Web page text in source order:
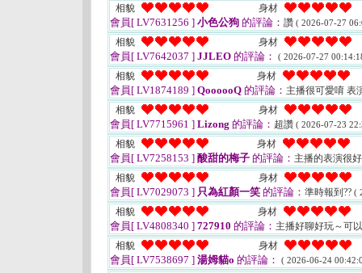
相貌
身材
會員[ LV7631256 ] 小色公狗 的評論： 讚 ( 2026-07-27
相貌 身材
會員[ LV7642037 ] JJLEO 的評論： ( 2026-07-27
相貌 身材
會員[ LV1874189 ] QoooooQ 的評論： 主播很可愛唷 表
相貌
身材
會員[ LV7715961 ] Lizong 的評論： 超讚 ( 2026-07-23
相貌 身材
會員[ LV7258153 ] 酸甜的梅子 的評論： 主播的表演很
相貌
身材
會員[ LV7029073 ] 只為紅顏一笑 的評論： 準時報到?? (
相貌 身材
會員[ LV4808340 ] 727910 的評論： 主播好聊好玩～可
相貌
身材
會員[ LV7538697 ] 湯姆貓o 的評論： ( 2026-06-24